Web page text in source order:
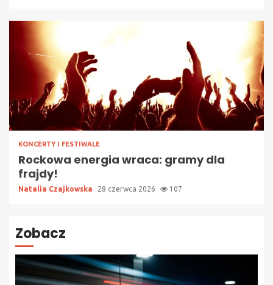
KONCERTY I FESTIWALE
Rockowa energia wraca: gramy dla
frajdy!
Natalia Czajkowska 28 czerwca 2026 107
Zobacz